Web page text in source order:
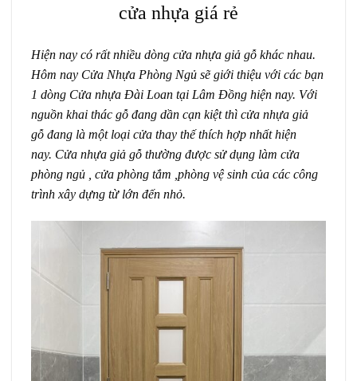
cửa nhựa giá rẻ
Hiện nay có rất nhiều dòng cửa nhựa giả gỗ khác nhau.
Hôm nay Cửa Nhựa Phòng Ngủ sẽ giới thiệu với các bạn
1 dòng Cửa nhựa Đài Loan tại Lâm Đồng hiện nay. Với
nguồn khai thác gỗ đang dần cạn kiệt thì cửa nhựa giả
gỗ đang là một loại cửa thay thế thích hợp nhất hiện
nay. Cửa nhựa giả gỗ thường được sử dụng làm cửa
phòng ngủ , cửa phòng tắm ,phòng vệ sinh của các công
trình xây dựng từ lớn đến nhỏ.